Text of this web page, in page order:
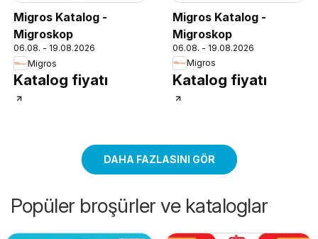
Migros Katalog -
Migroskop
06.08. - 19.08.2026
Migros
Katalog fiyatı
Migros Katalog -
Migroskop
06.08. - 19.08.2026
Migros
Katalog fiyatı
DAHA FAZLASINI GÖR
Popüler broşürler ve kataloglar